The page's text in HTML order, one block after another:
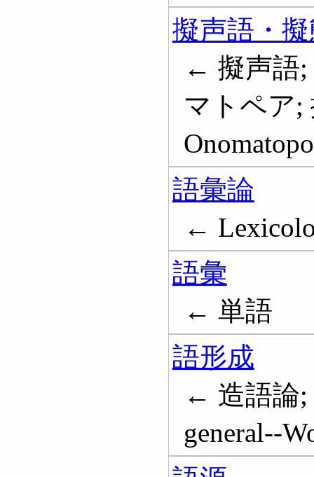
擬声語・
← 擬声語;
マトペア;
語彙論
←
語彙
← 単語
語形成
← 造語論;
general--